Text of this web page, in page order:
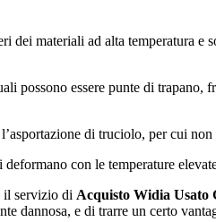
materiali ad alta temperatura e
possono essere punte di
di truciolo, per cui
con le temperature
il servizio di Acquisto Widia Usato
dannosa, e di trarre un certo